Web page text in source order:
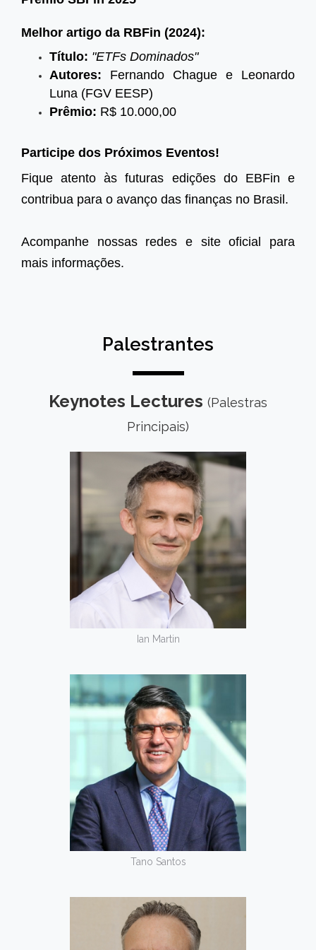
Melhor artigo da RBFin (2024):
Título: "ETFs Dominados"
Autores: Fernando Chague e Leonardo
Luna (FGV EESP)
Prêmio: R$ 10.000,00
Participe dos Próximos Eventos!
Fique atento às futuras edições do EBFin e
contribua para o avanço das finanças no Brasil.
Acompanhe nossas redes e site oficial para
mais informações.
Palestrantes
Keynotes Lectures (Palestras
Principais)
Ian Martin
Tano Santos